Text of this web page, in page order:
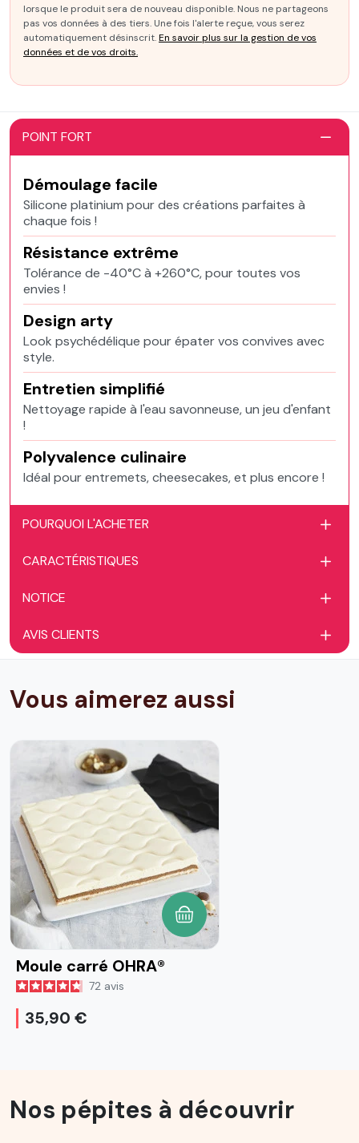
lorsque le produit sera de nouveau disponible. Nous ne partageons
pas vos données à des tiers. Une fois l'alerte reçue, vous serez
automatiquement désinscrit.En savoir plus sur la gestion de vos
données et de vos droits.
POINT FORT
Démoulage facile
Silicone platinium pour des créations parfaites à
chaque fois !
Résistance extrême
Tolérance de -40°C à +260°C, pour toutes vos
envies !
Design arty
Look psychédélique pour épater vos convives avec
style.
Entretien simplifié
Nettoyage rapide à l'eau savonneuse, un jeu d'enfant
!
Polyvalence culinaire
Idéal pour entremets, cheesecakes, et plus encore !
POURQUOI L'ACHETER
CARACTÉRISTIQUES
NOTICE
AVIS CLIENTS
Vous aimerez aussi
Moule carré OHRA®
72 avis
35,90 €
AJOUTER AU PANIER
Nos pépites à découvrir